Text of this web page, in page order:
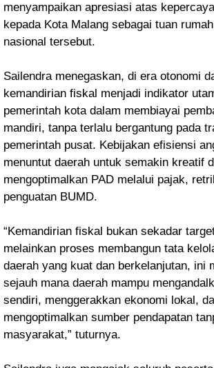
menyampaikan apresiasi atas
kepada Kota Malang sebagai tuan
nasional tersebut.
Sailendra menegaskan, di era otonomi
kemandirian fiskal menjadi indikator
pemerintah kota dalam membiayai
mandiri, tanpa terlalu bergantung pada
pemerintah pusat. Kebijakan efisiensi
menuntut daerah untuk semakin kreatif
mengoptimalkan PAD melalui pajak,
penguatan BUMD.
“Kemandirian fiskal bukan sekadar
melainkan proses membangun tata
daerah yang kuat dan berkelanjutan, ini
sejauh mana daerah mampu
sendiri, menggerakkan ekonomi lokal,
mengoptimalkan sumber pendapatan
masyarakat,” tuturnya.